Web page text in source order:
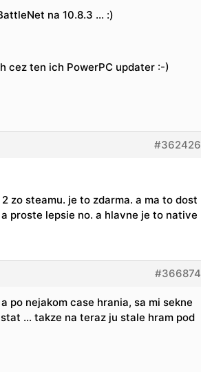
na 10.8.3 … :)
cez ten ich PowerPC updater :-)
#362426
zo steamu. je to zdarma. a ma to dost
proste lepsie no. a hlavne je to native
#366874
po nejakom case hrania, sa mi sekne
… takze na teraz ju stale hram pod